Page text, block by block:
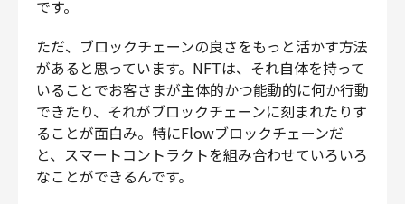
です。
ただ、ブロックチェーンの良さをもっと活かす方法
があると思っています。NFTは、それ自体を持って
いることでお客さまが主体的かつ能動的に何か行動
できたり、それがブロックチェーンに刻まれたりす
ることが面白み。特にFlowブロックチェーンだ
と、スマートコントラクトを組み合わせていろいろ
なことができるんです。